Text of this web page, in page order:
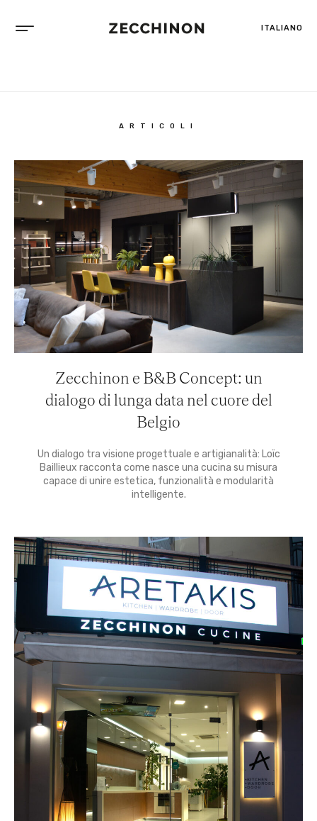
ITALIANO
ARTICOLI
Zecchinon e B&B Concept: un
dialogo di lunga data nel cuore del
Belgio
Un dialogo tra visione progettuale e artigianalità: Loïc
Baillieux racconta come nasce una cucina su misura
capace di unire estetica, funzionalità e modularità
intelligente.